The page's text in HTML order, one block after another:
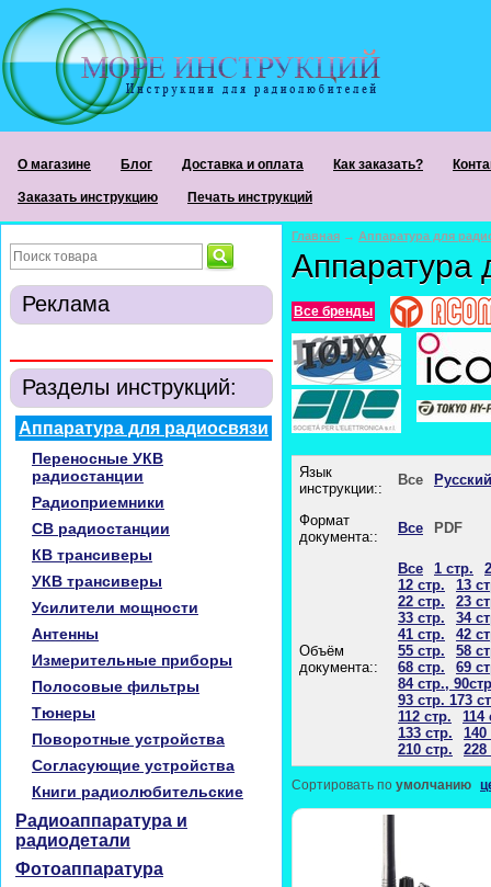
О магазине Блог Доставка и оплата Как заказать?
Заказать инструкцию Печать инструкций
Реклама
Разделы инструкций:
Аппаратура для радиосвязи
Переносные УКВ
радиостанции
Радиоприемники
CB радиостанции
КВ трансиверы
УКВ трансиверы
Усилители мощности
Антенны
Измерительные приборы
Полосовые фильтры
Тюнеры
Поворотные устройства
Согласующие устройства
Книги радиолюбительские
Радиоаппаратура и
радиодетали
Фотоаппаратура
Главная → Аппаратура для
Аппаратура
Все бренды
Язык
инструкции::
Все Русский
Формат
документа::
Все PDF
Объём
документа::
Все 1 стр.
12 стр.
13
22 стр.
23
33 стр.
34
41 стр.
42
55 стр.
58
68 стр.
69
84 стр.,
93 стр. 173
112 стр.
114
133 стр.
140
210 стр.
228
Сортировать по умолчанию